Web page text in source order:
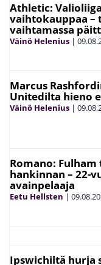
Athletic:
vaihtokauppaa –
vaihtamassa
Väinö Helenius |
Marcus
Unitedilta hieno
Väinö Helenius |
Romano:
hankinnan – 22-
avainpelaaja
Eetu Hellsten |
Ipswichiltä hurja